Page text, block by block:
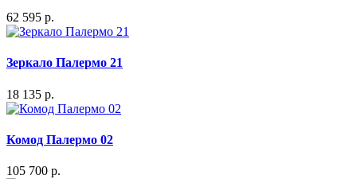
62 595 р.
Зеркало Палермо 21
18 135 р.
Комод Палермо 02
105 700 р.